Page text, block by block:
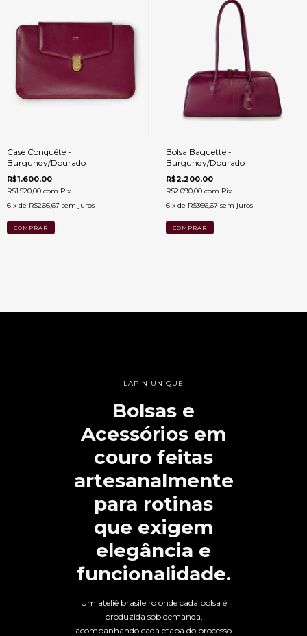
Case Conquête -
Burgundy/Dourado
R$1.600,00
R$1.520,00 com Pix
6 x de R$266,67 sem juros
Bolsa Baguette -
Burgundy/Dourado
R$2.200,00
R$2.090,00 com Pix
6 x de R$366,67 sem juros
LAPIN UNIQUE
Bolsas e
Acessórios em
couro feitas
artesanalmente
para rotinas
que exigem
elegância e
funcionalidade.
Um ateliê brasileiro onde cada bolsa é
produzida sob demanda,
acompanhando cada etapa do processo